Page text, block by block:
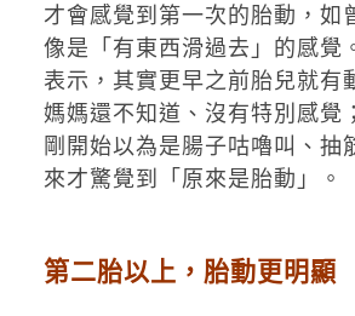
才會感覺到第一次的胎動，如
像是「有東西滑過去」的感覺
表示，其實更早之前胎兒就有
媽媽還不知道、沒有特別感覺
剛開始以為是腸子咕嚕叫、抽
來才驚覺到「原來是胎動」。
第二胎以上，胎動更明顯